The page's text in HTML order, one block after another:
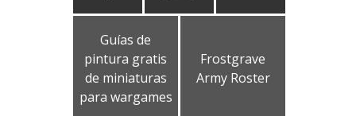
Guías de
pintura gratis
de miniaturas
para wargames
Frostgrave
Army Roster